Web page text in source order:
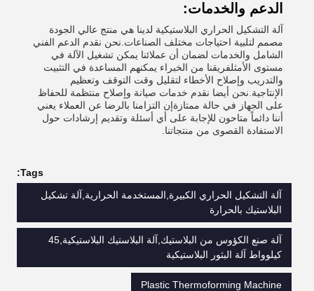
الدعم والخدمات:
آلة التشكيل الحراري البلاستيكية لدينا هي منتج عالي الجودة
مصمم لتلبية احتياجات مختلف الصناعات.نحن نقدم الدعم الفني
الشامل والخدمات لضمان أن عملائنا يمكن تشغيل الآلة في
مستوى الأمثلفريقنا من الخبراء يمكنهم المساعدة في التثبيت
والتدريب وإصلاح الأخطاء لتقليل وقت التوقف وتعظيم
الإنتاجية.نحن أيضا نقدم خدمات صيانة وإصلاح منتظمة للحفاظ
على الجهاز في حالة ممتازةإن التزامنا بالرضا عن العملاء يعني
أننا دائماً متاحون للإجابة على أي أسئلة وتقديم إرشادات حول
الاستفادة القصوى من منتجاتنا.
Tags:
آلة التشكيل الحراري الكبيرة,المستخدمة الحرارية,آلة تشكيل
البلاستيك بالحرارة
آلة صنع الكؤوس من البلاستيك,آلة البلاستيك البلاستيكية,45
كيلوواط آلة البثور البلاستيكية
Plastic Thermoforming Machine